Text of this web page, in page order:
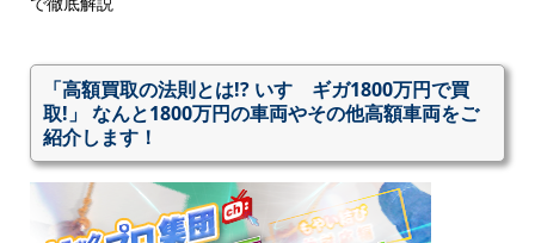
で徹底解説
「高額買取の法則とは!? いすゞギガ1800万円で買
取!」 なんと1800万円の車両やその他高額車両をご
紹介します！